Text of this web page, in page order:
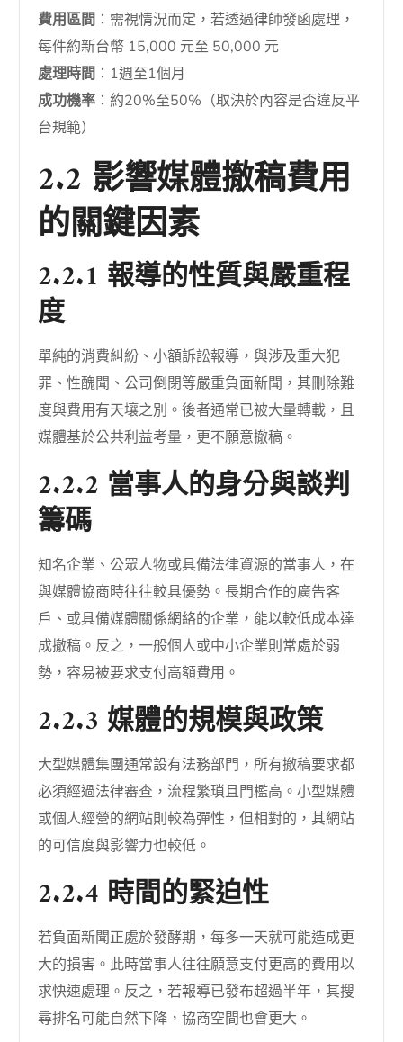
費用區間 ：需視情況而定，若透過律師發函處理，
每件約新台幣 15,000 元至 50,000 元
處理時間 ：1週至1個月
成功機率 ：約20%至50%（取決於內容是否違反平
台規範）
2.2 影響媒體撤稿費用
的關鍵因素
2.2.1 報導的性質與嚴重程
度
單純的消費糾紛、小額訴訟報導，與涉及重大犯
罪、性醜聞、公司倒閉等嚴重負面新聞，其刪除難
度與費用有天壤之別。後者通常已被大量轉載，且
媒體基於公共利益考量，更不願意撤稿。
2.2.2 當事人的身分與談判
籌碼
知名企業、公眾人物或具備法律資源的當事人，在
與媒體協商時往往較具優勢。長期合作的廣告客
戶、或具備媒體關係網絡的企業，能以較低成本達
成撤稿。反之，一般個人或中小企業則常處於弱
勢，容易被要求支付高額費用。
2.2.3 媒體的規模與政策
大型媒體集團通常設有法務部門，所有撤稿要求都
必須經過法律審查，流程繁瑣且門檻高。小型媒體
或個人經營的網站則較為彈性，但相對的，其網站
的可信度與影響力也較低。
2.2.4 時間的緊迫性
若負面新聞正處於發酵期，每多一天就可能造成更
大的損害。此時當事人往往願意支付更高的費用以
求快速處理。反之，若報導已發布超過半年，其搜
尋排名可能自然下降，協商空間也會更大。